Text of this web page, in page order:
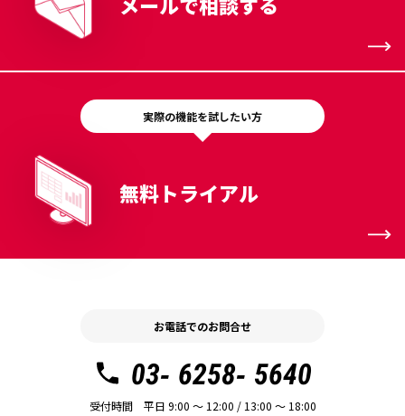
実際の機能を試したい方
無料トライアル
お電話でのお問合せ
03- 6258- 5640
受付時間 平日 9:00 〜 12:00 / 13:00 〜 18:00